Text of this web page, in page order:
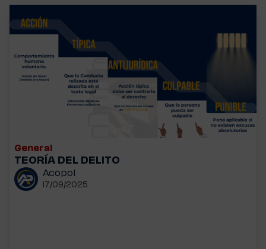
General
TEORÍA DEL DELITO
Acopol
17/09/2025